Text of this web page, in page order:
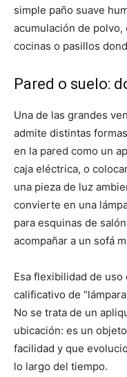
simple paño suave
acumulación de
cocinas o pasillos
Pared o suelo:
Una de las grandes
admite distintas
en la pared como un
caja eléctrica, o
una pieza de luz
convierte en una
para esquinas de
acompañar a un sofá
Esa flexibilidad de
calificativo de
No se trata de un
ubicación: es un
facilidad y que
lo largo del tiempo.